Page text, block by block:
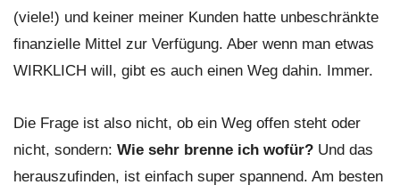
(viele!) und keiner meiner Kunden hatte unbeschränkte
finanzielle Mittel zur Verfügung. Aber wenn man etwas
WIRKLICH will, gibt es auch einen Weg dahin. Immer.
Die Frage ist also nicht, ob ein Weg offen steht oder
nicht, sondern: Wie sehr brenne ich wofür? Und das
herauszufinden, ist einfach super spannend. Am besten